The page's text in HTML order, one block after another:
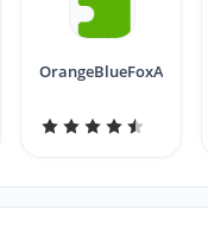
OrangeBlueFoxAbstract